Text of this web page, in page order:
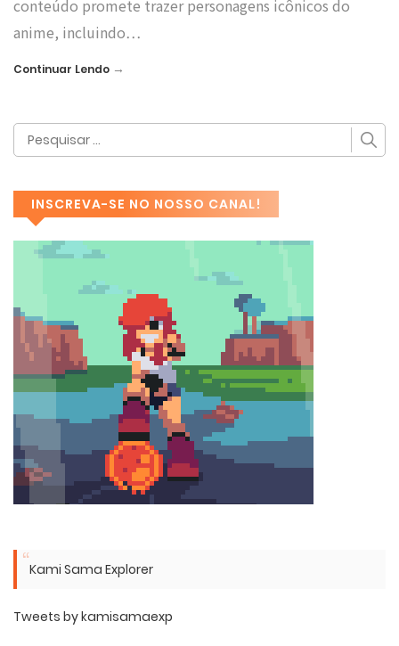
conteúdo promete trazer personagens icônicos do
anime, incluindo…
Continuar Lendo →
INSCREVA-SE NO NOSSO CANAL!
Kami Sama Explorer
Tweets by kamisamaexp